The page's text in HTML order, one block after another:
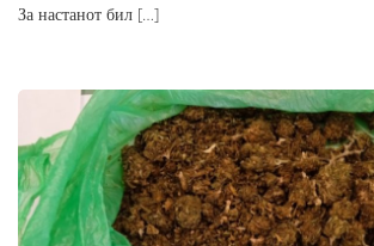
За настанот бил […]